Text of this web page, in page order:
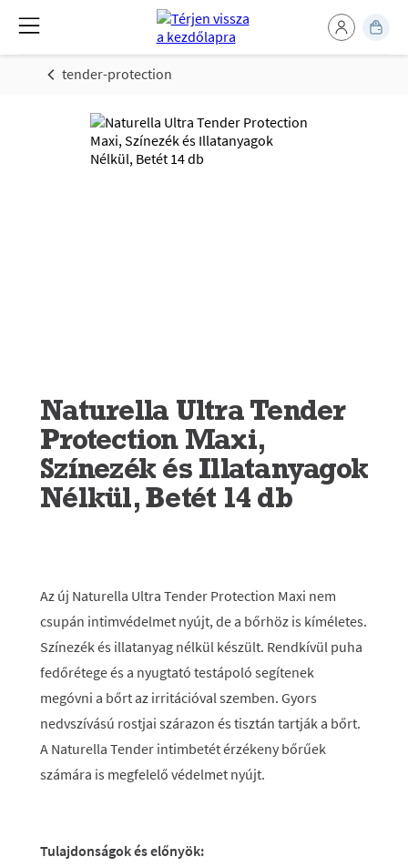
tender-protection
Naturella Ultra Tender
Protection Maxi,
Színezék és Illatanyagok
Nélkül, Betét 14 db
Az új Naturella Ultra Tender Protection Maxi nem
csupán intimvédelmet nyújt, de a bőrhöz is kíméletes.
Színezék és illatanyag nélkül készült. Rendkívül puha
fedőrétege és a nyugtató testápoló segítenek
megóvni a bőrt az irritációval szemben. Gyors
nedvszívású rostjai szárazon és tisztán tartják a bőrt.
A Naturella Tender intimbetét érzékeny bőrűek
számára is megfelelő védelmet nyújt.
Tulajdonságok és előnyök: